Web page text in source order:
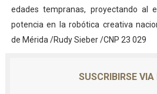
edades tempranas, proyectando al
potencia en la robótica creativa
de Mérida /Rudy Sieber /CNP 23 029
SUSCRIBIRSE